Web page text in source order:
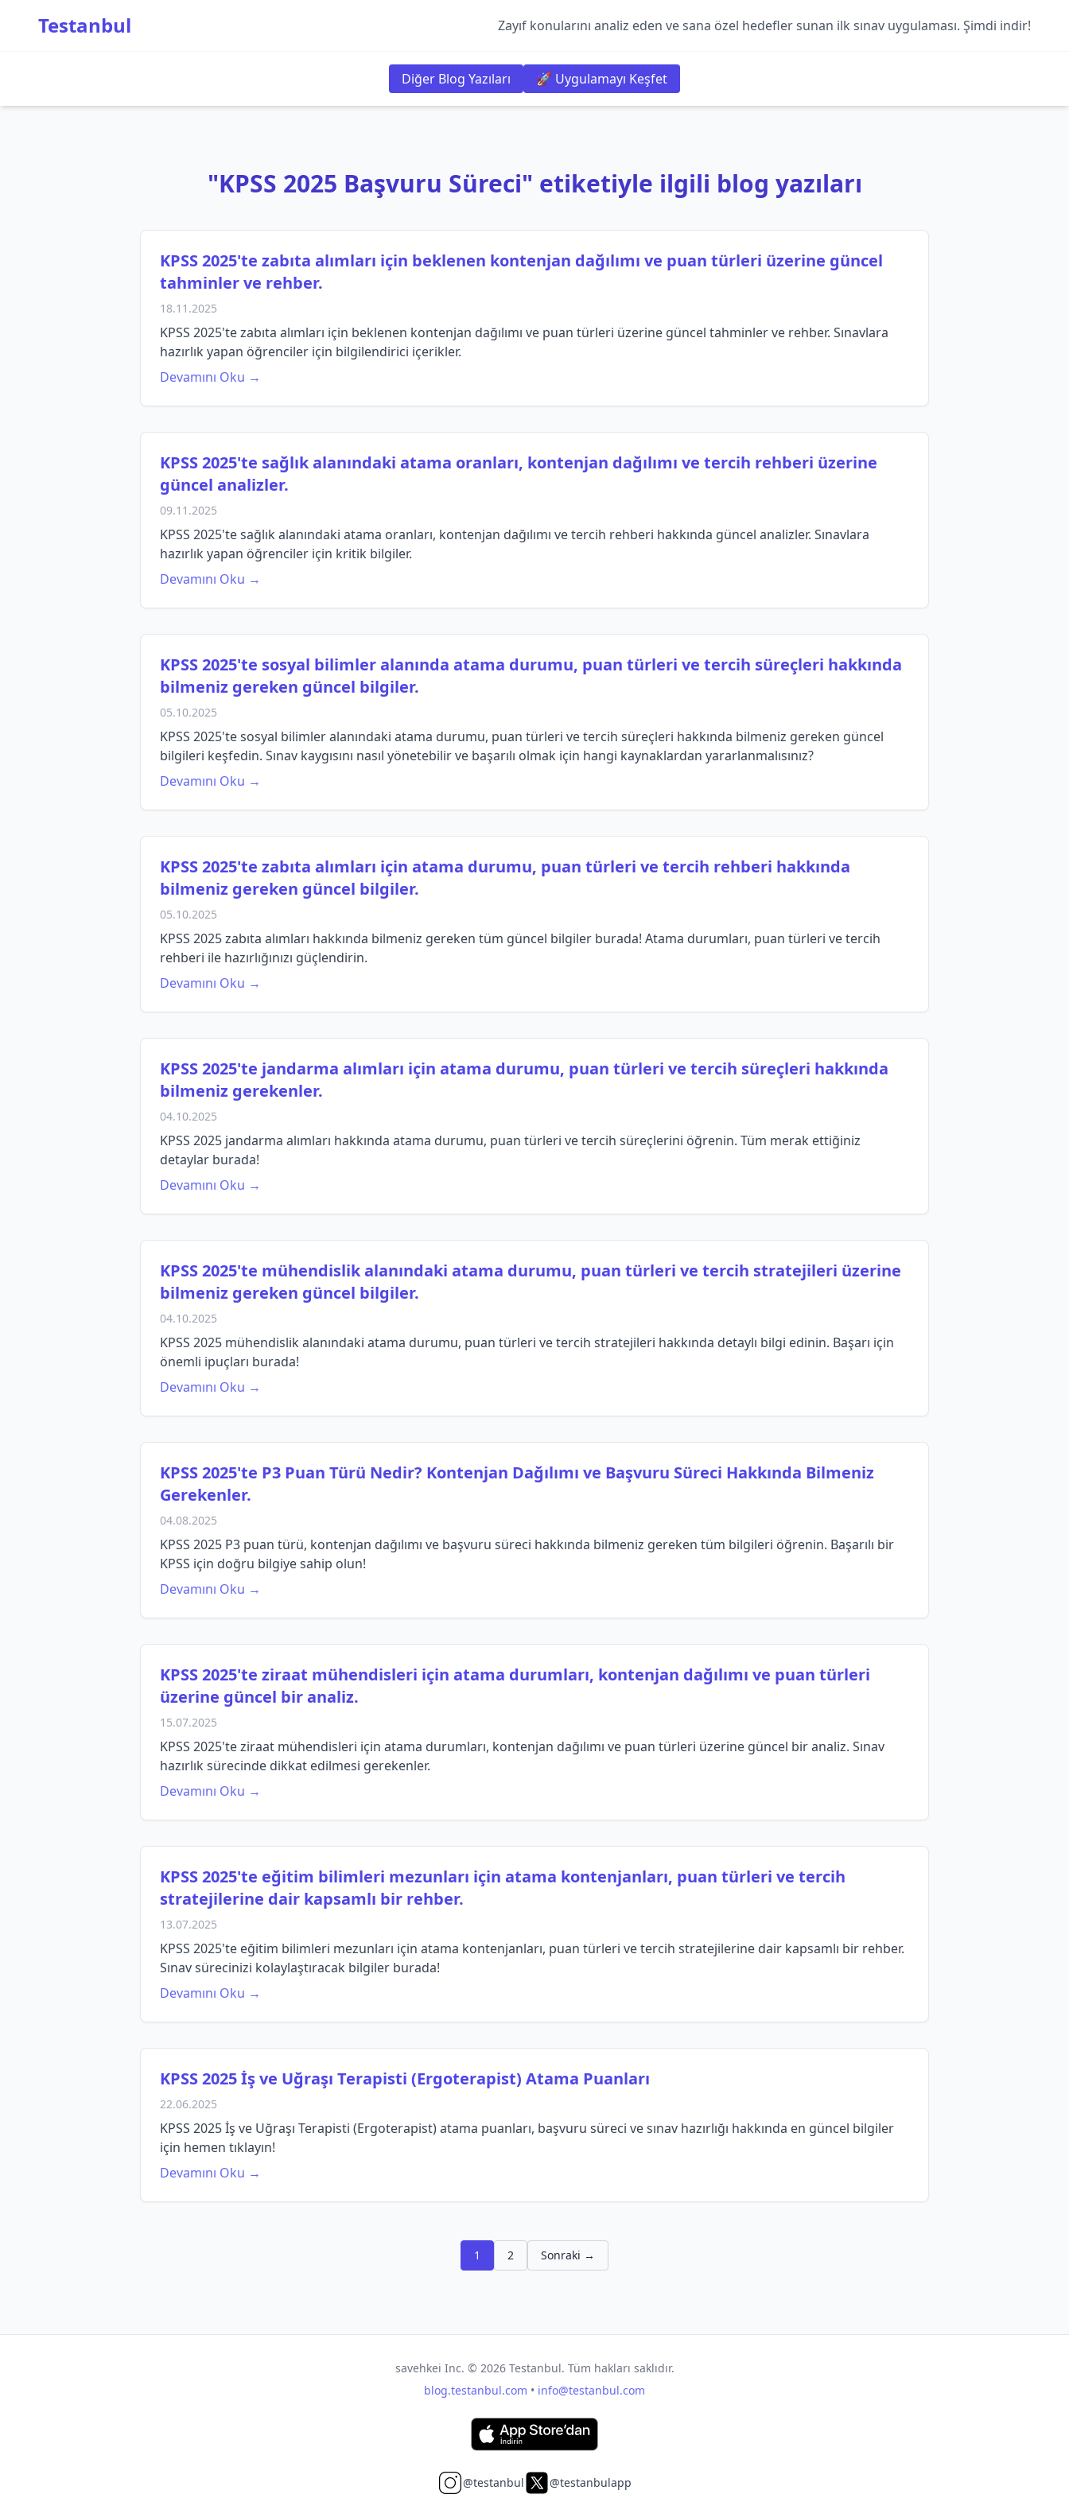
Testanbul Zayıf konularını analiz eden ve sana özel hedefler sunan ilk sınav uygulaması. Şimdi indir!
Diğer Blog Yazıları 🚀 Uygulamayı Keşfet
"KPSS 2025 Başvuru Süreci" etiketiyle ilgili blog yazıları
KPSS 2025'te zabıta alımları için beklenen kontenjan dağılımı ve puan türleri üzerine güncel
tahminler ve rehber.
18.11.2025
KPSS 2025'te zabıta alımları için beklenen kontenjan dağılımı ve puan türleri üzerine güncel tahminler ve rehber. Sınavlara
hazırlık yapan öğrenciler için bilgilendirici içerikler.
Devamını Oku →
KPSS 2025'te sağlık alanındaki atama oranları, kontenjan dağılımı ve tercih rehberi üzerine
güncel analizler.
09.11.2025
KPSS 2025'te sağlık alanındaki atama oranları, kontenjan dağılımı ve tercih rehberi hakkında güncel analizler. Sınavlara
hazırlık yapan öğrenciler için kritik bilgiler.
Devamını Oku →
KPSS 2025'te sosyal bilimler alanında atama durumu, puan türleri ve tercih süreçleri hakkında
bilmeniz gereken güncel bilgiler.
05.10.2025
KPSS 2025'te sosyal bilimler alanındaki atama durumu, puan türleri ve tercih süreçleri hakkında bilmeniz gereken güncel
bilgileri keşfedin. Sınav kaygısını nasıl yönetebilir ve başarılı olmak için hangi kaynaklardan yararlanmalısınız?
Devamını Oku →
KPSS 2025'te zabıta alımları için atama durumu, puan türleri ve tercih rehberi hakkında
bilmeniz gereken güncel bilgiler.
05.10.2025
KPSS 2025 zabıta alımları hakkında bilmeniz gereken tüm güncel bilgiler burada! Atama durumları, puan türleri ve tercih
rehberi ile hazırlığınızı güçlendirin.
Devamını Oku →
KPSS 2025'te jandarma alımları için atama durumu, puan türleri ve tercih süreçleri hakkında
bilmeniz gerekenler.
04.10.2025
KPSS 2025 jandarma alımları hakkında atama durumu, puan türleri ve tercih süreçlerini öğrenin. Tüm merak ettiğiniz
detaylar burada!
Devamını Oku →
KPSS 2025'te mühendislik alanındaki atama durumu, puan türleri ve tercih stratejileri üzerine
bilmeniz gereken güncel bilgiler.
04.10.2025
KPSS 2025 mühendislik alanındaki atama durumu, puan türleri ve tercih stratejileri hakkında detaylı bilgi edinin. Başarı için
önemli ipuçları burada!
Devamını Oku →
KPSS 2025'te P3 Puan Türü Nedir? Kontenjan Dağılımı ve Başvuru Süreci Hakkında Bilmeniz
Gerekenler.
04.08.2025
KPSS 2025 P3 puan türü, kontenjan dağılımı ve başvuru süreci hakkında bilmeniz gereken tüm bilgileri öğrenin. Başarılı bir
KPSS için doğru bilgiye sahip olun!
Devamını Oku →
KPSS 2025'te ziraat mühendisleri için atama durumları, kontenjan dağılımı ve puan türleri
üzerine güncel bir analiz.
15.07.2025
KPSS 2025'te ziraat mühendisleri için atama durumları, kontenjan dağılımı ve puan türleri üzerine güncel bir analiz. Sınav
hazırlık sürecinde dikkat edilmesi gerekenler.
Devamını Oku →
KPSS 2025'te eğitim bilimleri mezunları için atama kontenjanları, puan türleri ve tercih
stratejilerine dair kapsamlı bir rehber.
13.07.2025
KPSS 2025'te eğitim bilimleri mezunları için atama kontenjanları, puan türleri ve tercih stratejilerine dair kapsamlı bir rehber.
Sınav sürecinizi kolaylaştıracak bilgiler burada!
Devamını Oku →
KPSS 2025 İş ve Uğraşı Terapisti (Ergoterapist) Atama Puanları
22.06.2025
KPSS 2025 İş ve Uğraşı Terapisti (Ergoterapist) atama puanları, başvuru süreci ve sınav hazırlığı hakkında en güncel bilgiler
için hemen tıklayın!
Devamını Oku →
1 2 Sonraki →
savehkei Inc. © 2026Testanbul. Tüm hakları saklıdır.
blog.testanbul.com • info@testanbul.com
@testanbul @testanbulapp